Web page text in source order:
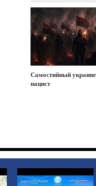
Самостийный
нацист